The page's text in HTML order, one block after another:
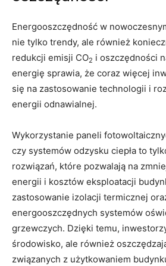
Energooszczędność w
nie tylko trendy, ale również
redukcji emisji CO2 i oszczędności
energię sprawia, ​że coraz więcej
⁢się na zastosowanie technologii i
energii odnawialnej.
Wykorzystanie ⁢paneli
czy systemów odzysku ciepła to
rozwiązań, które pozwalają ⁢na
energii i kosztów eksploatacji⁤
zastosowanie izolacji termicznej
energooszczędnych systemów
grzewczych. Dzięki temu,
środowisko, ale również
związanych z użytkowaniem